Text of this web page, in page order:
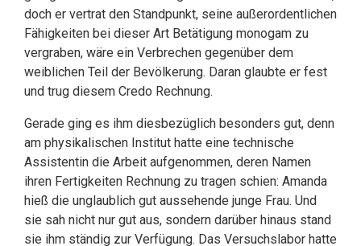
doch er vertrat den Standpunkt, seine außerordentlichen
Fähigkeiten bei dieser Art Betätigung monogam zu
vergraben, wäre ein Verbrechen gegenüber dem
weiblichen Teil der Bevölkerung. Daran glaubte er fest
und trug diesem Credo Rechnung.
Gerade ging es ihm diesbezüglich besonders gut, denn
am physikalischen Institut hatte eine technische
Assistentin die Arbeit aufgenommen, deren Namen
ihren Fertigkeiten Rechnung zu tragen schien: Amanda
hieß die unglaublich gut aussehende junge Frau. Und
sie sah nicht nur gut aus, sondern darüber hinaus stand
sie ihm ständig zur Verfügung. Das Versuchslabor hatte